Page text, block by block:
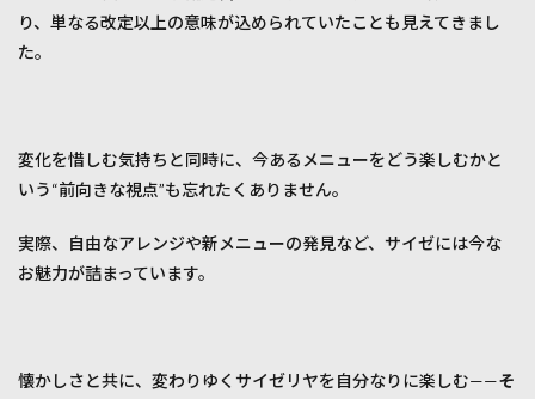
り、単なる改定以上の意味が込められていたことも見えてきまし
た。
変化を惜しむ気持ちと同時に、今あるメニューをどう楽しむかと
いう“前向きな視点”も忘れたくありません。
実際、自由なアレンジや新メニューの発見など、サイゼには今な
お魅力が詰まっています。
懐かしさと共に、変わりゆくサイゼリヤを自分なりに楽しむ——そ